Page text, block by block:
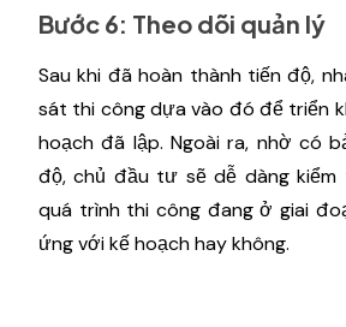
Bước 6: Theo dõi quản lý
Sau khi đã hoàn thành tiến độ,
sát thi công dựa vào đó để triển
hoạch đã lập. Ngoài ra, nhờ có
độ, chủ đầu tư sẽ dễ dàng
quá trình thi công đang ở giai
ứng với kế hoạch hay không.